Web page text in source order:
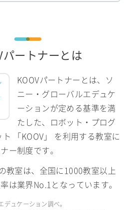
パートナーとは
KOOVパートナーとは、ソ
ニー・グローバルエデュケ
ーションが定める基準を満
たした、ロボット・プログ
「KOOV」 を利用する教室に
ー制度です。
教室は、全国に1000教室以上
は業界No.1となっています。
ュケーション調べ。